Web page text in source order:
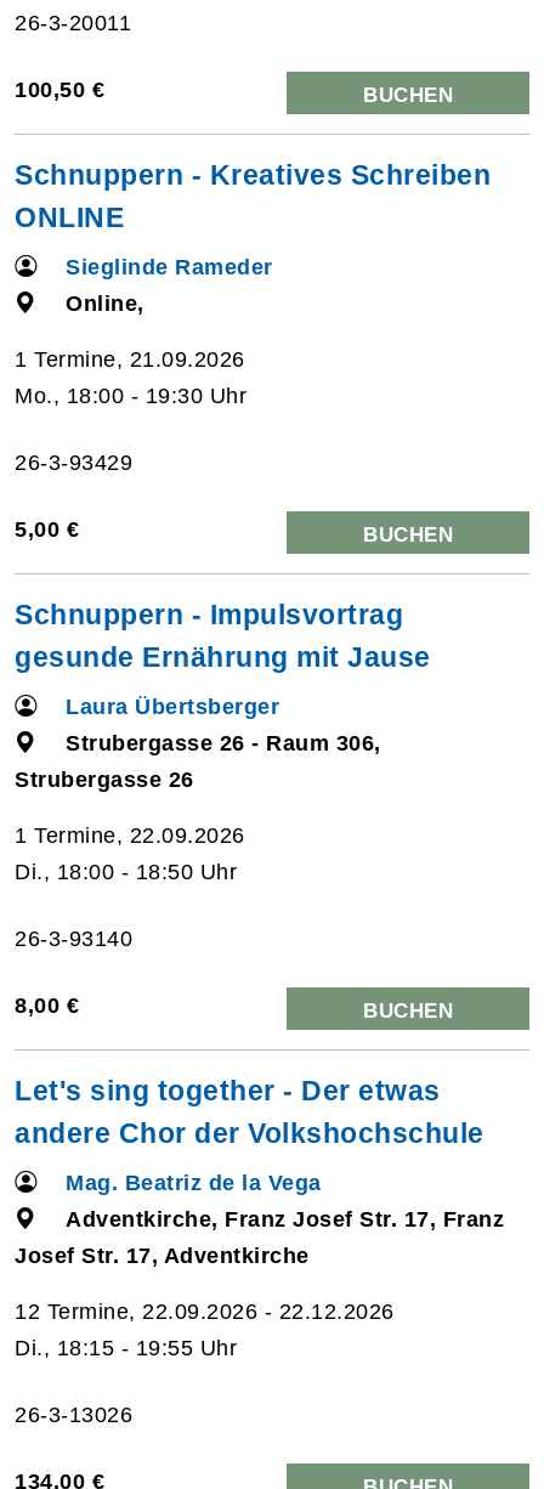
26-3-20011
100,50 € BUCHEN
Schnuppern - Kreatives Schreiben
ONLINE
Sieglinde Rameder
Online,
1 Termine, 21.09.2026
Mo., 18:00 - 19:30 Uhr
26-3-93429
5,00 € BUCHEN
Schnuppern - Impulsvortrag
gesunde Ernährung mit Jause
Laura Übertsberger
Strubergasse 26 - Raum 306,
Strubergasse 26
1 Termine, 22.09.2026
Di., 18:00 - 18:50 Uhr
26-3-93140
8,00 € BUCHEN
Let's sing together - Der etwas
andere Chor der Volkshochschule
Mag. Beatriz de la Vega
Adventkirche, Franz Josef Str. 17, Franz
Josef Str. 17, Adventkirche
12 Termine, 22.09.2026 - 22.12.2026
Di., 18:15 - 19:55 Uhr
26-3-13026
134,00 €